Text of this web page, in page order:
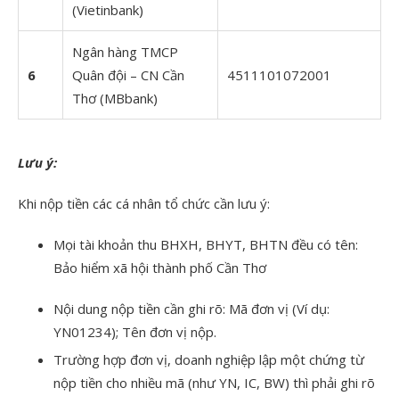
(Vietinbank)
6
Ngân hàng TMCP
Quân đội – CN Cần
Thơ (MBbank)
4511101072001
Lưu ý:
Khi nộp tiền các cá nhân tổ chức cần lưu ý:
Mọi tài khoản thu BHXH, BHYT, BHTN đều có tên:
Bảo hiểm xã hội thành phố Cần Thơ
Nội dung nộp tiền cần ghi rõ: Mã đơn vị (Ví dụ:
YN01234); Tên đơn vị nộp.
Trường hợp đơn vị, doanh nghiệp lập một chứng từ
nộp tiền cho nhiều mã (như YN, IC, BW) thì phải ghi rõ